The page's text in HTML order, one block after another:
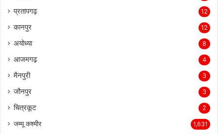
प्रतापगढ़ 12
कानपुर 12
अयोध्या 8
आजमगढ़ 4
मैनपुरी 3
जौनपुर 3
चित्रकूट 2
जम्मू कश्मीर 1,631